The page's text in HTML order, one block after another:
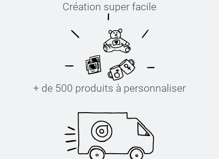
Création super facile
+ de 500 produits à personnaliser